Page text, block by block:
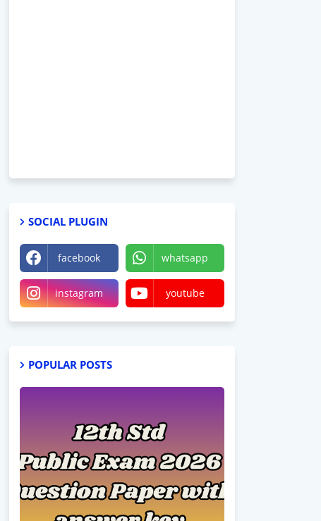
SOCIAL PLUGIN
facebook whatsapp
instagram youtube
POPULAR POSTS